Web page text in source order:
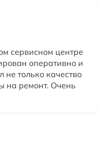
сервисном центре
оперативно и
только качество
на ремонт. Очень